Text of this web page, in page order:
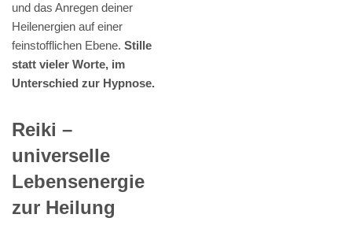
und das Anregen deiner
Heilenergien auf einer
feinstofflichen Ebene. Stille
statt vieler Worte, im
Unterschied zur Hypnose.
Reiki –
universelle
Lebensenergie
zur Heilung